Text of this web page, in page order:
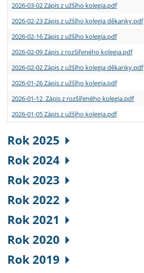
2026-03-02 Zápis z užšího kolegia.pdf
2026-02-23 Zápis z užšího kolegia děkanky.pdf
2026-02-16 Zápis z užšího kolegia.pdf
2026-02-09 Zápis z rozšířeného kolegia.pdf
2026-02-02 Zápis z užšího kolegia děkanky.pdf
2026-01-26 Zápis z užšího kolegia.pdf
2026-01-12 Zápis z rozšířeného kolegia.pdf
2026-01-05 Zápis z užšího kolegia.pdf
Rok 2025
Rok 2024
Rok 2023
Rok 2022
Rok 2021
Rok 2020
Rok 2019